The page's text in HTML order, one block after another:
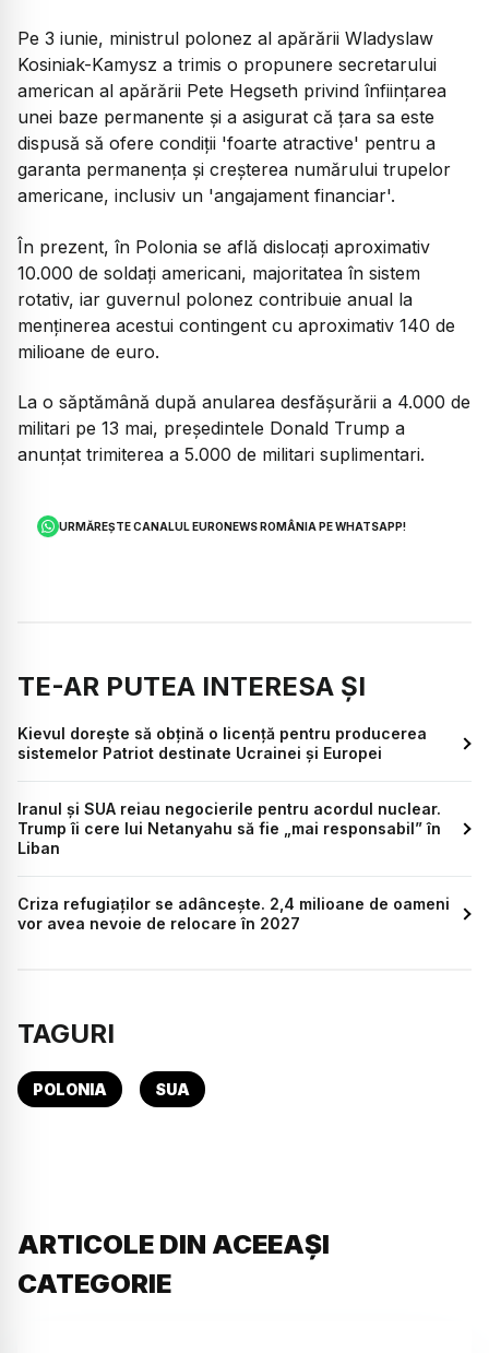
Pe 3 iunie, ministrul polonez al apărării Wladyslaw
Kosiniak-Kamysz a trimis o propunere secretarului
american al apărării Pete Hegseth privind înființarea
unei baze permanente și a asigurat că țara sa este
dispusă să ofere condiții 'foarte atractive' pentru a
garanta permanența și creșterea numărului trupelor
americane, inclusiv un 'angajament financiar'.
În prezent, în Polonia se află dislocați aproximativ
10.000 de soldați americani, majoritatea în sistem
rotativ, iar guvernul polonez contribuie anual la
menținerea acestui contingent cu aproximativ 140 de
milioane de euro.
La o săptămână după anularea desfășurării a 4.000 de
militari pe 13 mai, președintele Donald Trump a
anunțat trimiterea a 5.000 de militari suplimentari.
URMĂREȘTE CANALUL EURONEWS ROMÂNIA PE WHATSAPP!
TE-AR PUTEA INTERESA ȘI
Kievul dorește să obțină o licență pentru producerea
sistemelor Patriot destinate Ucrainei și Europei
Iranul și SUA reiau negocierile pentru acordul nuclear.
Trump îi cere lui Netanyahu să fie „mai responsabil” în
Liban
Criza refugiaților se adâncește. 2,4 milioane de oameni
vor avea nevoie de relocare în 2027
TAGURI
POLONIA SUA
ARTICOLE DIN ACEEAȘI
CATEGORIE